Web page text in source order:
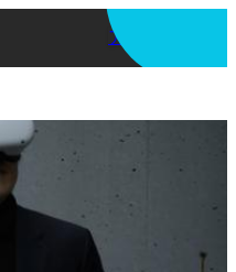
アプリを使う